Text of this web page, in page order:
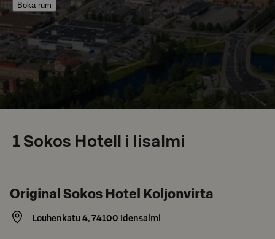
Boka rum
1Sokos Hotell i Iisalmi
Original Sokos Hotel Koljonvirta
Louhenkatu 4,74100 Idensalmi